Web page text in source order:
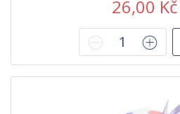
26,00 Kč